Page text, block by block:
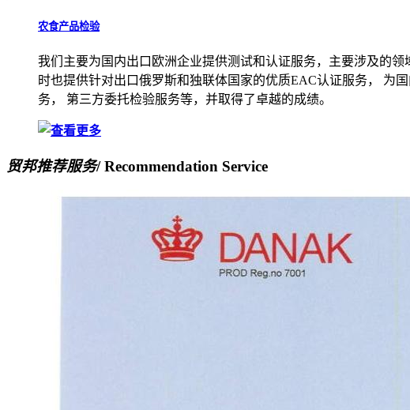
农食产品检验
我们主要为国内出口欧洲企业提供测试和认证服务，主要涉及的
时也提供针对出口俄罗斯和独联体国家的优质EAC认证服务， 为
务， 第三方委托检验服务等，并取得了卓越的成绩。
贸邦推荐服务/ Recommendation Service